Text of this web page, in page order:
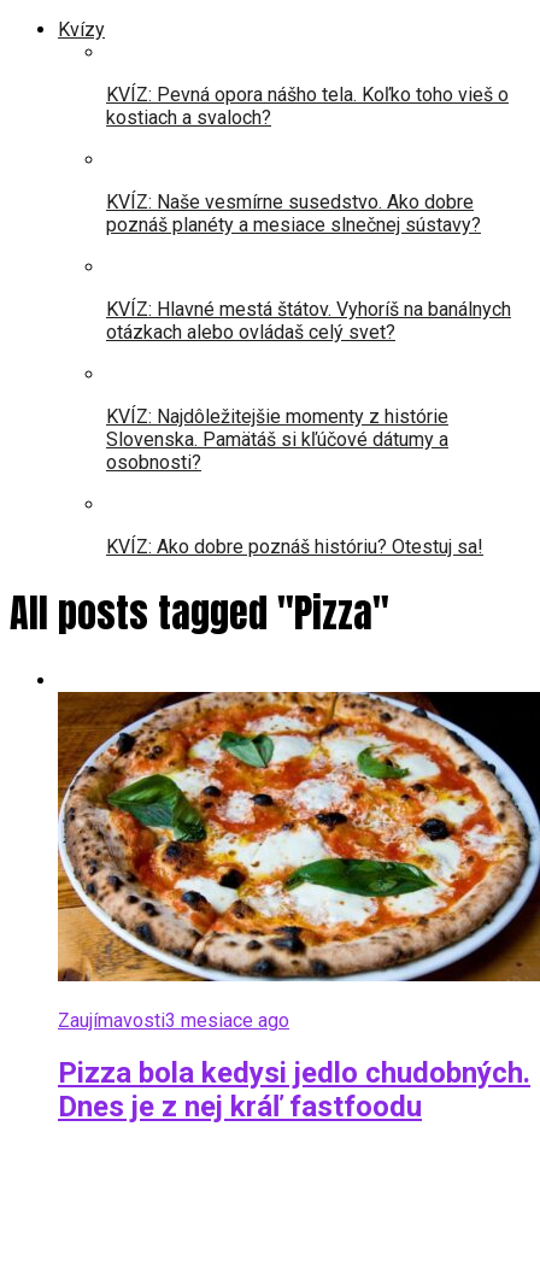
Kvízy
KVÍZ: Pevná opora nášho tela. Koľko toho vieš o
kostiach a svaloch?
KVÍZ: Naše vesmírne susedstvo. Ako dobre
poznáš planéty a mesiace slnečnej sústavy?
KVÍZ: Hlavné mestá štátov. Vyhoríš na banálnych
otázkach alebo ovládaš celý svet?
KVÍZ: Najdôležitejšie momenty z histórie
Slovenska. Pamätáš si kľúčové dátumy a
osobnosti?
KVÍZ: Ako dobre poznáš históriu? Otestuj sa!
All posts tagged "Pizza"
Zaujímavosti3 mesiace ago
Pizza bola kedysi jedlo chudobných.
Dnes je z nej kráľ fastfoodu